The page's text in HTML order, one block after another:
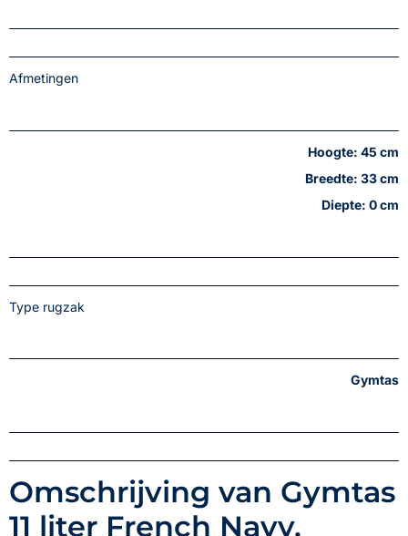
Afmetingen
Hoogte: 45 cm
Breedte: 33 cm
Diepte: 0 cm
Type rugzak
Gymtas
Omschrijving van Gymtas
11 liter French Navy.